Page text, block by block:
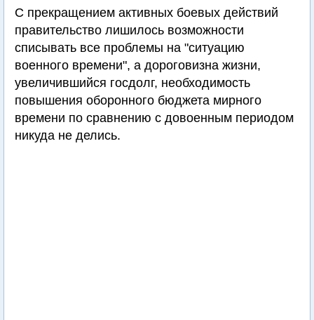
С прекращением активных боевых действий
правительство лишилось возможности
списывать все проблемы на "ситуацию
военного времени", а дороговизна жизни,
увеличившийся госдолг, необходимость
повышения оборонного бюджета мирного
времени по сравнению с довоенным периодом
никуда не делись.